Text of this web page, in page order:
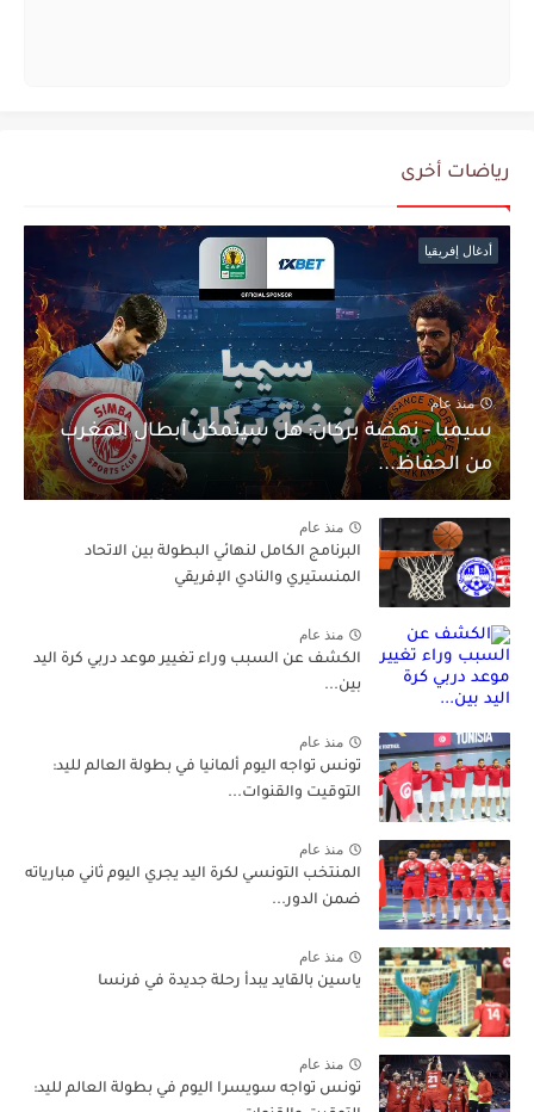
رياضات أخرى
أدغال إفريقيا
منذ عام
سيمبا - نهضة بركان: هل سيتمكن أبطال المغرب
من الحفاظ...
منذ عام
البرنامج الكامل لنهائي البطولة بين الاتحاد
المنستيري والنادي الإفريقي
منذ عام
الكشف عن السبب وراء تغيير موعد دربي كرة اليد
بين...
منذ عام
تونس تواجه اليوم ألمانيا في بطولة العالم لليد:
التوقيت والقنوات...
منذ عام
المنتخب التونسي لكرة اليد يجري اليوم ثاني مبارياته
ضمن الدور...
منذ عام
ياسين بالقايد يبدأ رحلة جديدة في فرنسا
منذ عام
تونس تواجه سويسرا اليوم في بطولة العالم لليد: